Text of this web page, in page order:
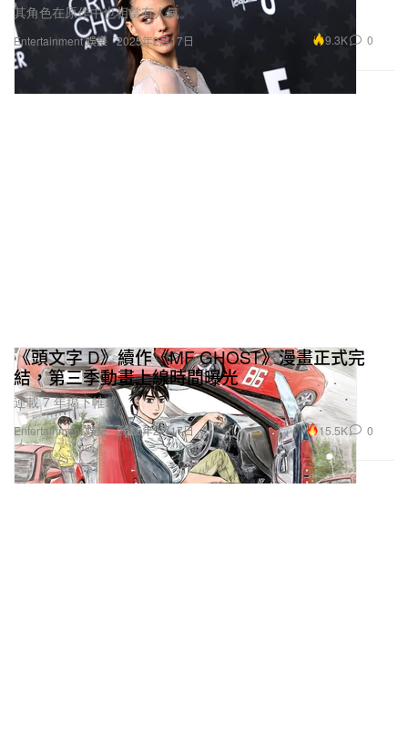
Entertainment 娛樂
其角色在原作中也相當有人氣。
2025年2月17日 9.3K 0
Entertainment 娛樂
《頭文字 D》續作《MF GHOST》漫畫正式完
結，第三季動畫上線時間曝光
連載 7 年揭下帷幕。
2025年2月17日 15.5K 0